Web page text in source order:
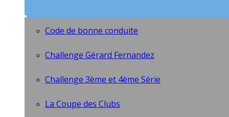
Code de bonne conduite
Challenge Gérard Fernandez
Challenge 3ème et 4ème Série
La Coupe des Clubs